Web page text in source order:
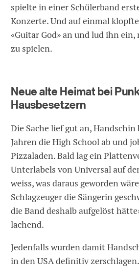
spielte in einer Schülerband
Konzerte. Und auf einmal
«Guitar God» an und lud ihn
zu spielen.
Neue alte Heimat bei
Hausbesetzern
Die Sache lief gut an,
Jahren die High School ab und
Pizzaladen. Bald lag ein
Unterlabels von Universal auf
weiss, was daraus geworden
Schlagzeuger die Sängerin
die Band deshalb aufgelöst
lachend.
Jedenfalls wurden damit
in den USA definitiv